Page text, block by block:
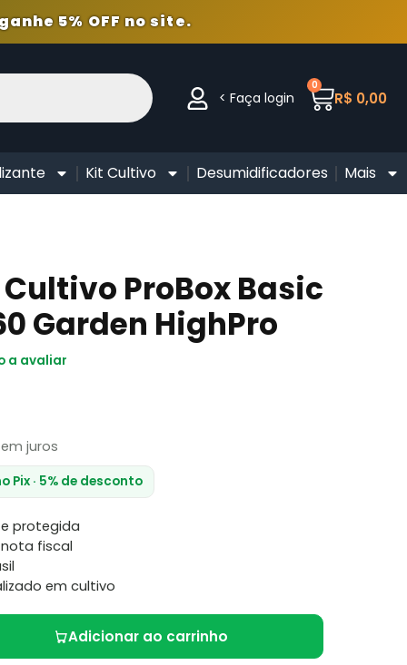
5% OFF no site.
< Faça login R$ 0,00
0
Kit Cultivo Desumidificadores Mais
ProBox Basic
Garden HighPro
a avaliar
juros
Pix · 5% de desconto
e protegida
fiscal
em cultivo
Adicionar ao carrinho